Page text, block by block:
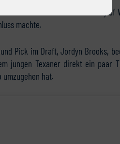
im Medical Center der University
machte.
Pick im Draft, ​Jordyn Brooks​,
jungen Texaner direkt ein paar
umzugehen hat.